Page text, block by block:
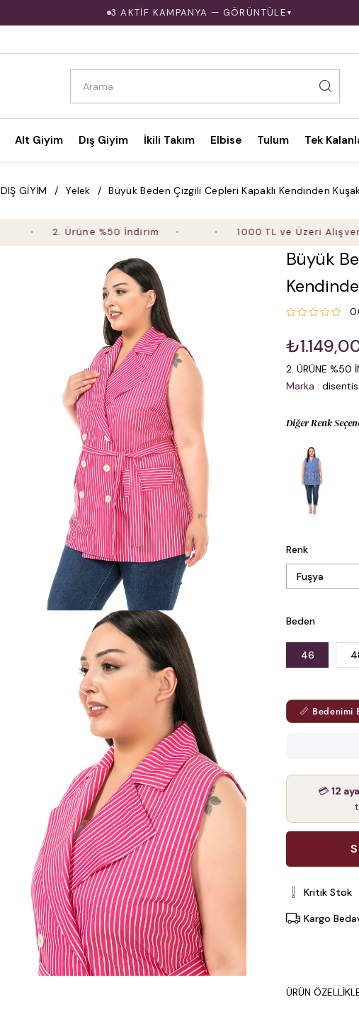
3 AKTİF KAMPANYA — GÖRÜNTÜLE ▼
Alt Giyim Dış Giyim İkili Takım Elbise Tulum Tek
DIŞ GİYİM Yelek Büyük Beden Çizgili Cepleri Kapaklı Kendinden
2. Ürüne %50 İndirim 1000 TL ve Üzeri Alışverişte
Büyük
2. ÜRÜNE %50
Marka : disentis
Diğer Renk
Renk
Beden
46
📏 Bedenimi
💳12
Kritik Stok
Kargo
ÜRÜN